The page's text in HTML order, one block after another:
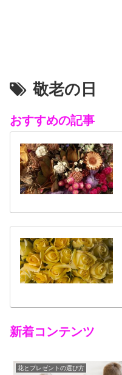
敬老の日
おすすめの記事
新着コンテンツ
花とプレゼントの選び方